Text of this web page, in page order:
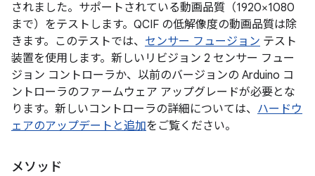
されました。サポートされている動画品質（1920×1080
まで）をテストします。QCIF の低解像度の動画品質は除
きます。このテストでは、 センサー フュージョン テスト
装置を使用します。新しいリビジョン 2 センサー フュー
ジョン コントローラか、以前のバージョンの Arduino コ
ントローラのファームウェア アップグレードが必要とな
ります。新しいコントローラの詳細については、 ハードウ
ェアのアップデートと追加をご覧ください。
メソッド